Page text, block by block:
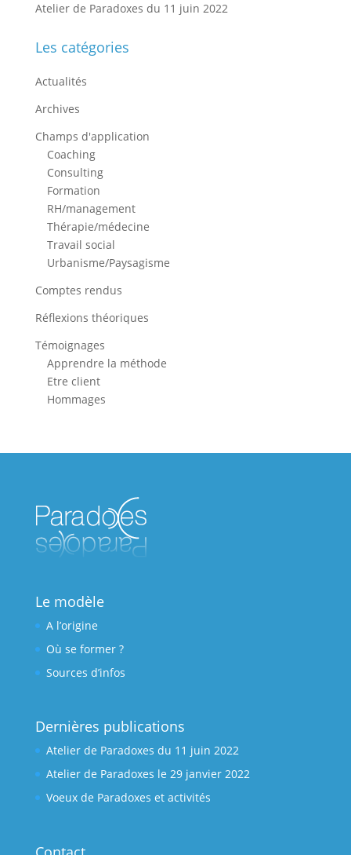
Atelier de Paradoxes du 11 juin 2022
Les catégories
Actualités
Archives
Champs d'application
Coaching
Consulting
Formation
RH/management
Thérapie/médecine
Travail social
Urbanisme/Paysagisme
Comptes rendus
Réflexions théoriques
Témoignages
Apprendre la méthode
Etre client
Hommages
Le modèle
A l’origine
Où se former ?
Sources d’infos
Dernières publications
Atelier de Paradoxes du 11 juin 2022
Atelier de Paradoxes le 29 janvier 2022
Voeux de Paradoxes et activités